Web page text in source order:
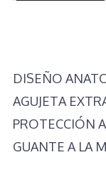
DISEÑO
AGUJETA
PROTECCIÓN
GUANTE A LA